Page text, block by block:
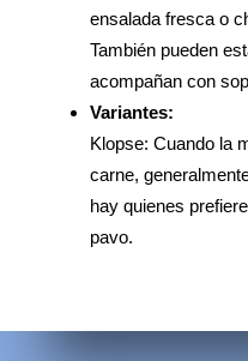
ensalada fresca o
También pueden
acompañan con
Variantes:
Klopse: Cuando la
carne,
hay quienes
pavo.